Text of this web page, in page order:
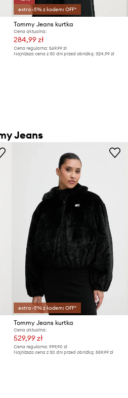
extra -5% z kodem: OFF*
Tommy Jeans kurtka
Cena aktualna:
284,99 zł
Cena regularna:569,99 zł
Najniższa cena z 30 dni przed obniżką:324,99 zł
Jeans
extra -5% z kodem: OFF*
Tommy Jeans kurtka
Cena aktualna:
529,99 zł
Cena regularna:999,90 zł
Najniższa cena z 30 dni przed obniżką:559,99 zł